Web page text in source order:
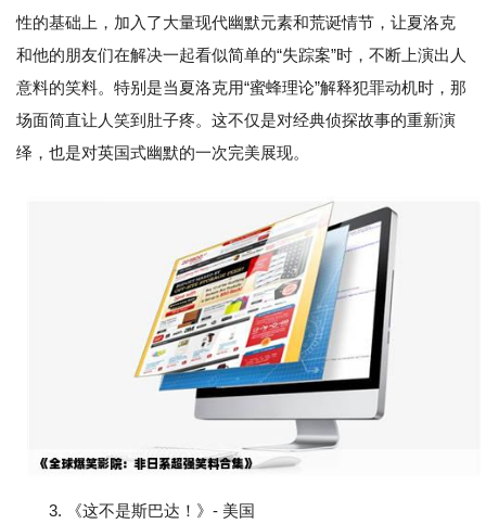
性的基础上，加入了大量现代幽默元素和荒诞情节，让夏洛克
和他的朋友们在解决一起看似简单的“失踪案”时，不断上演出人
意料的笑料。特别是当夏洛克用“蜜蜂理论”解释犯罪动机时，那
场面简直让人笑到肚子疼。这不仅是对经典侦探故事的重新演
绎，也是对英国式幽默的一次完美展现。
3. 《这不是斯巴达！》- 美国